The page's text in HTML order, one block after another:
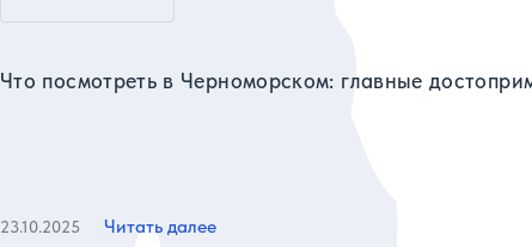
Что посмотреть в Черноморском: главные
23.10.2025 Читать далее